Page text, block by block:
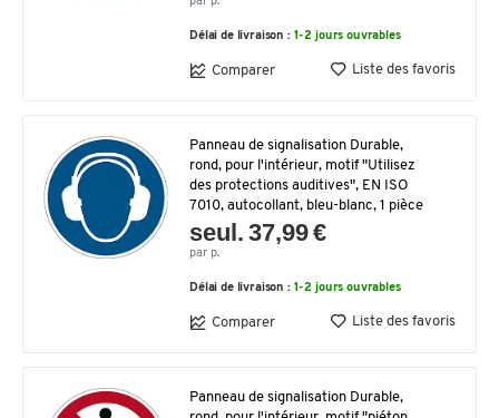
Délai de livraison : 1-2 jours ouvrables
Comparer Liste des favoris
Panneau de signalisation Durable,
rond, pour l'intérieur, motif "Utilisez
des protections auditives", EN ISO
7010, autocollant, bleu-blanc, 1 pièce
seul. 37,99 €
par p.
Délai de livraison : 1-2 jours ouvrables
Comparer Liste des favoris
Panneau de signalisation Durable,